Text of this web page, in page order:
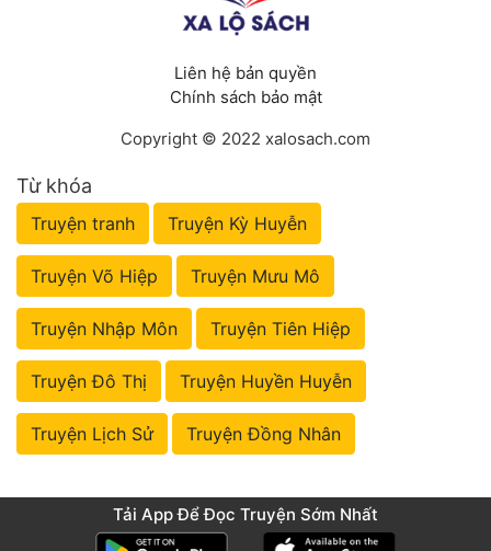
Liên hệ bản quyền
Chính sách bảo mật
Copyright © 2022 xalosach.com
Từ khóa
Truyện tranh Truyện Kỳ Huyễn
Truyện Võ Hiệp Truyện Mưu Mô
Truyện Nhập Môn Truyện Tiên Hiệp
Truyện Đô Thị Truyện Huyền Huyễn
Truyện Lịch Sử Truyện Đồng Nhân
Tải App Để Đọc Truyện Sớm Nhất